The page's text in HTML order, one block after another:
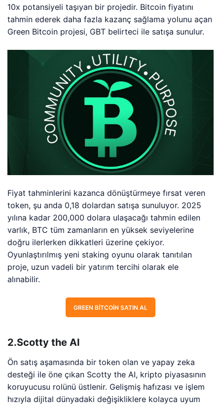
10x potansiyeli taşıyan bir projedir. Bitcoin fiyatını
tahmin ederek daha fazla kazanç sağlama yolunu açan
Green Bitcoin projesi, GBT belirteci ile satışa sunulur.
Fiyat tahminlerini kazanca dönüştürmeye fırsat veren
token, şu anda 0,18 dolardan satışa sunuluyor. 2025
yılına kadar 200,000 dolara ulaşacağı tahmin edilen
varlık, BTC tüm zamanların en yüksek seviyelerine
doğru ilerlerken dikkatleri üzerine çekiyor.
Oyunlaştırılmış yeni staking oyunu olarak tanıtılan
proje, uzun vadeli bir yatırım tercihi olarak ele
alınabilir.
GREEN BITCOIN SATIN AL
2.Scotty the AI
Ön satış aşamasında bir token olan ve yapay zeka
desteği ile öne çıkan Scotty the AI, kripto piyasasının
koruyucusu rolünü üstlenir. Gelişmiş hafızası ve işlem
hızıyla dijital dünyadaki değişikliklere kolayca uyum